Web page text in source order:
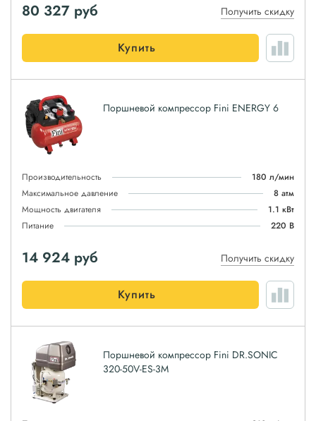
80 327 руб Получить скидку
Купить
Поршневой компрессор Fini ENERGY 6
Производительность
180 л/мин
Максимальное давление
8 атм
Мощность двигателя
1.1 кВт
Питание
220 В
14 924 руб Получить скидку
Купить
Поршневой компрессор Fini DR.SONIC
320-50V-ES-3M